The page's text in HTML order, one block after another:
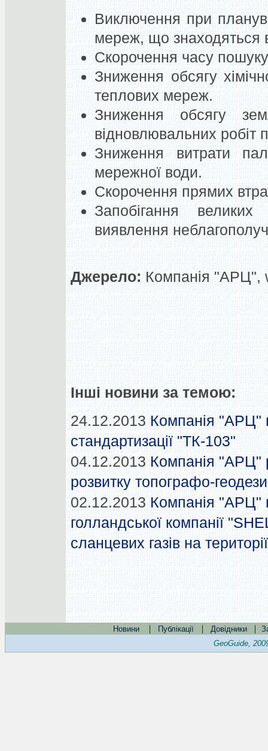
Виключення при
мереж, що знаходяться
Скорочення часу
Зниження обсягу
теплових мереж.
Зниження обсягу
відновлювальних робіт
Зниження витрати
мережної води.
Скорочення прямих
Запобігання
виявлення
Джерело: Компанія "АРЦ",
Інші новини за темою:
24.12.2013 Компанія "АРЦ"
стандартизації "ТК-103"
04.12.2013 Компанія "АРЦ"
розвитку топографо-
02.12.2013 Компанія "АРЦ"
голландської компанії
сланцевих газів на
Новини | Публікації | Довідники |
GeoGuide,